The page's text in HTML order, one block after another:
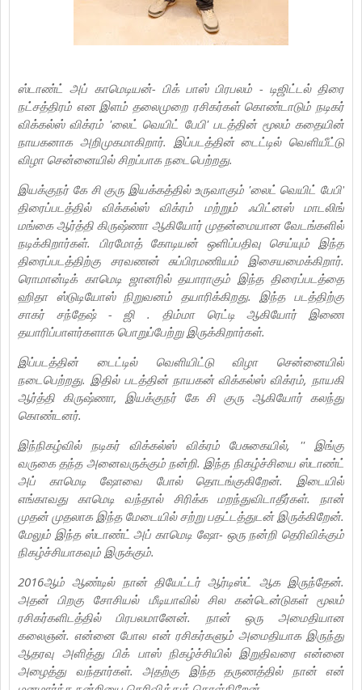
ஸ்டாண்ட் அப் காமெடியன்- பிக் பாஸ் பிரபலம் - டிஜிட்டல் திரை
நட்சத்திரம் என இளம் தலைமுறை ரசிகர்கள் கொண்டாடும் நடிகர்
விக்கல்ஸ் விக்ரம் 'லைட் வெயிட் பேபி' படத்தின் மூலம் கதையின்
நாயகனாக அறிமுகமாகிறார். இப்படத்தின் டைட்டில் வெளியீட்டு
விழா சென்னையில் சிறப்பாக நடைபெற்றது.
இயக்குநர் கே சி குரு இயக்கத்தில் உருவாகும் 'லைட் வெயிட் பேபி'
திரைப்படத்தில் விக்கல்ஸ் விக்ரம் மற்றும் ஃபிட்னஸ் மாடலிங்
மங்கை ஆர்த்தி கிருஷ்ணா ஆகியோர் முதன்மையான வேடங்களில்
நடிக்கிறார்கள். பிரமோத் கோடியன் ஒளிப்பதிவு செய்யும் இந்த
திரைப்படத்திற்கு சரவணன் சுப்பிரமணியம் இசையமைக்கிறார்.
ரொமான்டிக் காமெடி ஜானரில் தயாராகும் இந்த திரைப்படத்தை
ஹிதா ஸ்டுடியோஸ் நிறுவனம் தயாரிக்கிறது. இந்த படத்திற்கு
சாகர் சந்தேஷ் - ஜி . திம்மா ரெட்டி ஆகியோர் இணை
தயாரிப்பாளர்களாக பொறுப்பேற்று இருக்கிறார்கள்.
இப்படத்தின் டைட்டில் வெளியிட்டு விழா சென்னையில்
நடைபெற்றது. இதில் படத்தின் நாயகன் விக்கல்ஸ் விக்ரம், நாயகி
ஆர்த்தி கிருஷ்ணா, இயக்குநர் கே சி குரு ஆகியோர் கலந்து
கொண்டனர்.
இந்நிகழ்வில் நடிகர் விக்கல்ஸ் விக்ரம் பேசுகையில், '' இங்கு
வருகை தந்த அனைவருக்கும் நன்றி. இந்த நிகழ்ச்சியை ஸ்டாண்ட்
அப் காமெடி ஷோவை போல் தொடங்குகிறேன். இடையில்
எங்காவது காமெடி வந்தால் சிரிக்க மறந்துவிடாதீர்கள். நான்
முதன் முதலாக இந்த மேடையில் சற்று பதட்டத்துடன் இருக்கிறேன்.
மேலும் இந்த ஸ்டாண்ட் அப் காமெடி ஷோ- ஒரு நன்றி தெரிவிக்கும்
நிகழ்ச்சியாகவும் இருக்கும்.
2016ஆம் ஆண்டில் நான் தியேட்டர் ஆர்டிஸ்ட் ஆக இருந்தேன்.
அதன் பிறகு சோசியல் மீடியாவில் சில கன்டென்டுகள் மூலம்
ரசிகர்களிடத்தில் பிரபலமானேன். நான் ஒரு அமைதியான
கலைஞன். என்னை போல என் ரசிகர்களும் அமைதியாக இருந்து
ஆதரவு அளித்து பிக் பாஸ் நிகழ்ச்சியில் இறுதிவரை என்னை
அழைத்து வந்தார்கள். அதற்கு இந்த தருணத்தில் நான் என்